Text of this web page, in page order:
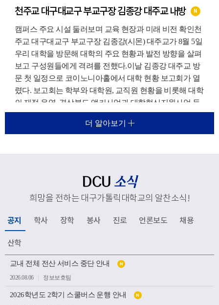
천주교 대구대교구 부교구장 김종강 대주교 내방 N
캠퍼스 주요 시설 둘러보며 교육 현장과 미래 비전 확인천
주교 대구대교구 부교구장 김종강(시몬) 대주교가 8월 5일
우리 대학을 방문해 대학의 주요 현황과 발전 방향을 살펴
보고 구성원들에게 격려를 전했다.이날 김종강 대주교 방
문 첫 일정으로 코이노니아홀에서 대학 현황 보고회가 열
렸다. 보고회는 학부와 대학원, 교직원 현황을 비롯해 대학
의 재정 운영, 경상북도 앵커사업과 대학혁신지원사업 등
주요 재정지원사업, 외국인 유학생 지원 현황에 대한 보고
가 진행되었다.이를 통해 우리 대학이 교육환경 변화에 대
학의 지속적인 발전과 구성원 모두를 위해 강복했다.이어
성당과 중앙도서관, 모빌리티체험관, 기숙사, 박물관 등 효
성캠퍼스 주요 시설을 둘러보며 학생들의 교육과 생활이
간직한 공간부터 미래 산업 인재 양성을 위한 교육시설까
지 폭넓게 방문하며 우리 대학의 교육환경과 발전상을 확
인했다.이번 방문은 사랑과 봉사의 교육이념을 바탕으로
인재를 양성해 온 우리 대학의 교육 방향을 공유하고, 교구
와 대학이 미래 발전을 위해 지속적으로 협력하는 뜻깊은
계기가 되었다.
더 알아보기
DCU 소식
희망을 전하는 대구가톨릭대학교의 알찬소식 !
공지 학사 장학 봉사 진로 언론보도 채용
산학
지
식
목
록
교내 전체 전산 서비스 중단 안내 N
2026.08.06 정보보호팀
2026학년도 2학기 스쿨버스 운행 안내 N